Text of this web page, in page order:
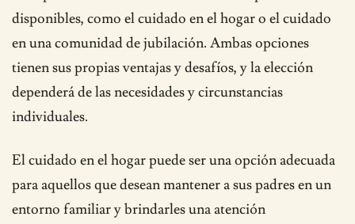
disponibles, como el cuidado en el hogar o el cuidado
en una comunidad de jubilación. Ambas opciones
tienen sus propias ventajas y desafíos, y la elección
dependerá de las necesidades y circunstancias
individuales.
El cuidado en el hogar puede ser una opción adecuada
para aquellos que desean mantener a sus padres en un
entorno familiar y brindarles una atención